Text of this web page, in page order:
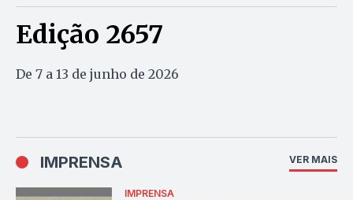
Edição 2657
De 7 a 13 de junho de 2026
IMPRENSA VER MAIS
IMPRENSA